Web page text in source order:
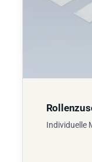
Individuelle